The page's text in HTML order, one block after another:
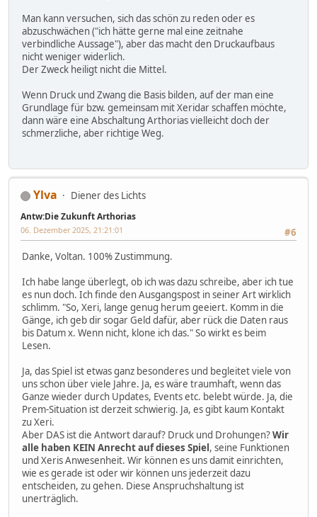
Man kann versuchen, sich das schön zu reden oder es
abzuschwächen ("ich hätte gerne mal eine zeitnahe
verbindliche Aussage"), aber das macht den Druckaufbaus
nicht weniger widerlich.
Der Zweck heiligt nicht die Mittel.
Wenn Druck und Zwang die Basis bilden, auf der man eine
Grundlage für bzw. gemeinsam mit Xeridar schaffen möchte,
dann wäre eine Abschaltung Arthorias vielleicht doch der
schmerzliche, aber richtige Weg.
Ylva Diener des Lichts
Antw:Die Zukunft Arthorias
#6
06. Dezember 2025, 21:21:01
Danke, Voltan. 100% Zustimmung.
Ich habe lange überlegt, ob ich was dazu schreibe, aber ich tue
es nun doch. Ich finde den Ausgangspost in seiner Art wirklich
schlimm. "So, Xeri, lange genug herum geeiert. Komm in die
Gänge, ich geb dir sogar Geld dafür, aber rück die Daten raus
bis Datum x. Wenn nicht, klone ich das." So wirkt es beim
Lesen.
Ja, das Spiel ist etwas ganz besonderes und begleitet viele von
uns schon über viele Jahre. Ja, es wäre traumhaft, wenn das
Ganze wieder durch Updates, Events etc. belebt würde. Ja, die
Prem-Situation ist derzeit schwierig. Ja, es gibt kaum Kontakt
zu Xeri.
Aber DAS ist die Antwort darauf? Druck und Drohungen?Wir
alle haben KEIN Anrecht auf dieses Spiel, seine Funktionen
und Xeris Anwesenheit. Wir können es uns damit einrichten,
wie es gerade ist oder wir können uns jederzeit dazu
entscheiden, zu gehen. Diese Anspruchshaltung ist
unerträglich.